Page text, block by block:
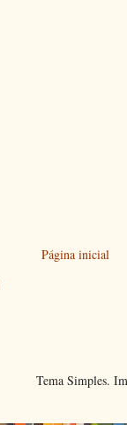
Página inicial
Tema Simples.